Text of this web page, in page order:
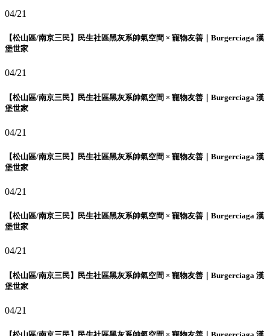
04/21
【松山區/南京三民】民生社區黑灰系帥氣空間 × 寵物友善｜Burgerciaga 漢
堡世家
04/21
【松山區/南京三民】民生社區黑灰系帥氣空間 × 寵物友善｜Burgerciaga 漢
堡世家
04/21
【松山區/南京三民】民生社區黑灰系帥氣空間 × 寵物友善｜Burgerciaga 漢
堡世家
04/21
【松山區/南京三民】民生社區黑灰系帥氣空間 × 寵物友善｜Burgerciaga 漢
堡世家
04/21
【松山區/南京三民】民生社區黑灰系帥氣空間 × 寵物友善｜Burgerciaga 漢
堡世家
04/21